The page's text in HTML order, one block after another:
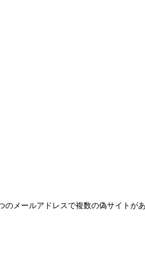
メールアドレスで複数の偽サイトが